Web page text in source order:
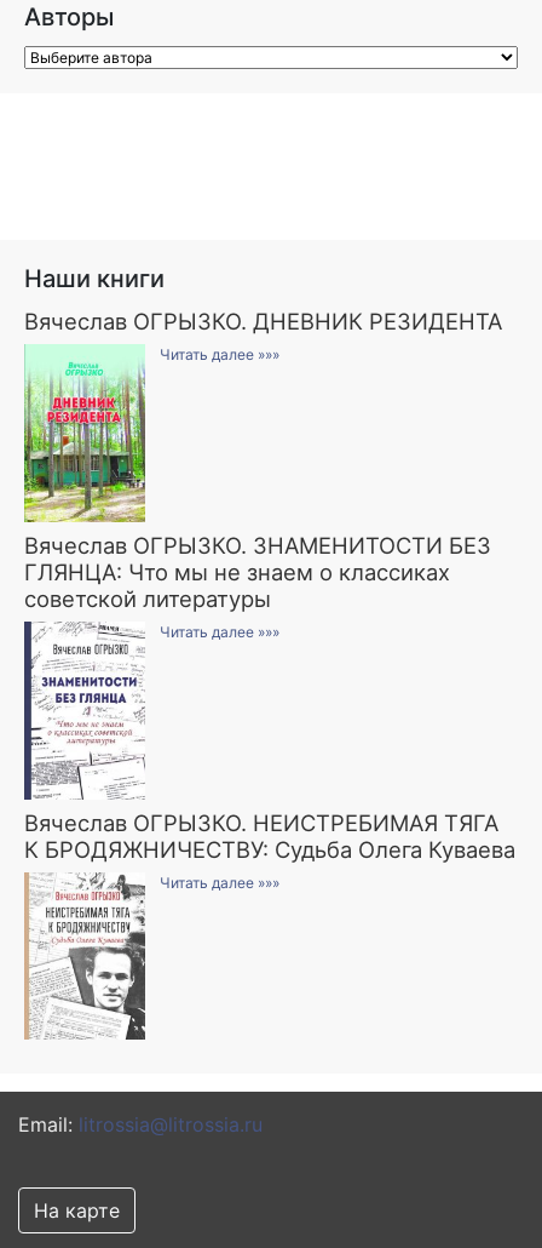
Авторы
Наши книги
Вячеслав ОГРЫЗКО. ДНЕВНИК РЕЗИДЕНТА
Читать далее »»»
Вячеслав ОГРЫЗКО. ЗНАМЕНИТОСТИ БЕЗ
ГЛЯНЦА: Что мы не знаем о классиках
советской литературы
Читать далее »»»
Вячеслав ОГРЫЗКО. НЕИСТРЕБИМАЯ ТЯГА
К БРОДЯЖНИЧЕСТВУ: Судьба Олега Куваева
Читать далее »»»
Email: litrossia@litrossia.ru
На карте